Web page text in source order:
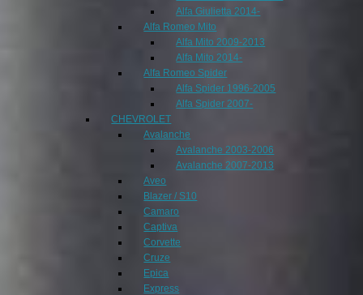
Alfa Giulietta 2014-
Alfa Romeo Mito
Alfa Mito 2009-2013
Alfa Mito 2014-
Alfa Romeo Spider
Alfa Spider 1996-2005
Alfa Spider 2007-
CHEVROLET
Avalanche
Avalanche 2003-2006
Avalanche 2007-2013
Aveo
Blazer / S10
Camaro
Captiva
Corvette
Cruze
Epica
Express